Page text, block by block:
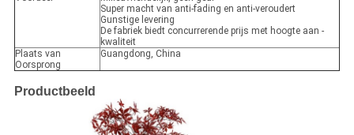
Super macht van anti-fading en anti-veroudert
Gunstige levering
De fabriek biedt concurrerende prijs met hoogte aan -
kwaliteit
Plaats van
Oorsprong
Guangdong, China
Productbeeld